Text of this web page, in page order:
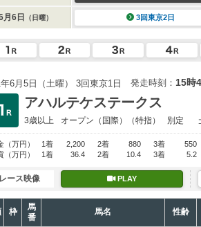
月6日 （日曜） 3回東京2日
6月5日（土曜） 3回東京1日 発走時刻： 15時
アハルテケステークス
3歳以上 オープン （国際）（特指） 別定
（万円） 1着 2,200 2着 880 3着
550
（万円） 1着 36.4 2着 10.4 3着 5.2
レース映像 PLAY
枠
馬
番
馬名 性齢